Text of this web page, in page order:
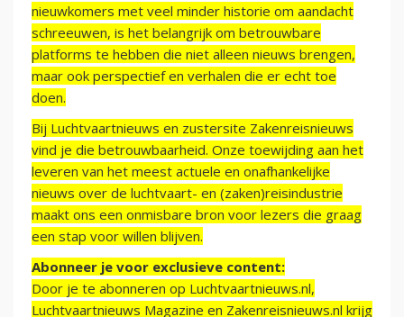
nieuwkomers met veel minder historie om aandacht
schreeuwen, is het belangrijk om betrouwbare
platforms te hebben die niet alleen nieuws brengen,
maar ook perspectief en verhalen die er echt toe
doen.
Bij Luchtvaartnieuws en zustersite Zakenreisnieuws
vind je die betrouwbaarheid. Onze toewijding aan het
leveren van het meest actuele en onafhankelijke
nieuws over de luchtvaart- en (zaken)reisindustrie
maakt ons een onmisbare bron voor lezers die graag
een stap voor willen blijven.
Abonneer je voor exclusieve content:
Door je te abonneren op Luchtvaartnieuws.nl,
Luchtvaartnieuws Magazine en Zakenreisnieuws.nl krijg